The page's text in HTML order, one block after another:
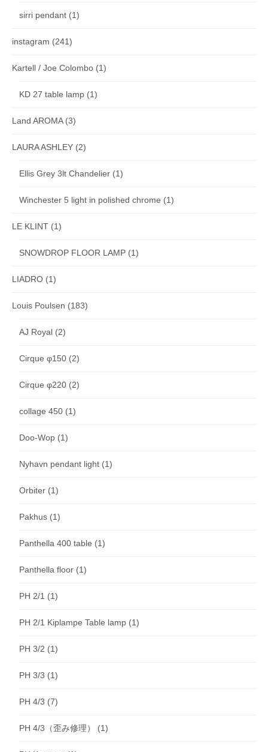
sirri pendant (1)
instagram (241)
Kartell / Joe Colombo (1)
KD 27 table lamp (1)
Land AROMA(3)
LAURA ASHLEY (2)
Ellis Grey 3lt Chandelier (1)
Winchester 5 light in polished chrome (1)
LE KLINT (1)
SNOWDROP FLOOR LAMP (1)
LIADRO (1)
Louis Poulsen (183)
AJ Royal (2)
Cirque φ150 (2)
Cirque φ220 (2)
collage 450 (1)
Doo-Wop (1)
Nyhavn pendant light (1)
Orbiter (1)
Pakhus (1)
Panthella 400 table (1)
Panthella floor (1)
PH 2/1 (1)
PH 2/1 Kiplampe Table lamp (1)
PH 3/2 (1)
PH 3/3 (1)
PH 4/3 (7)
PH 4/3（歪み修理） (1)